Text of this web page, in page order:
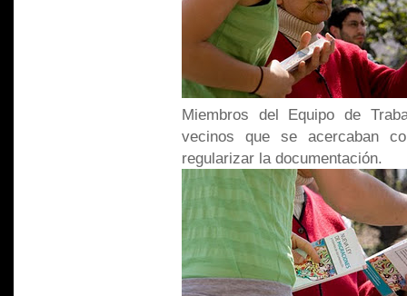
Miembros del Equipo de
vecinos que se acercaban
regularizar la documentación.